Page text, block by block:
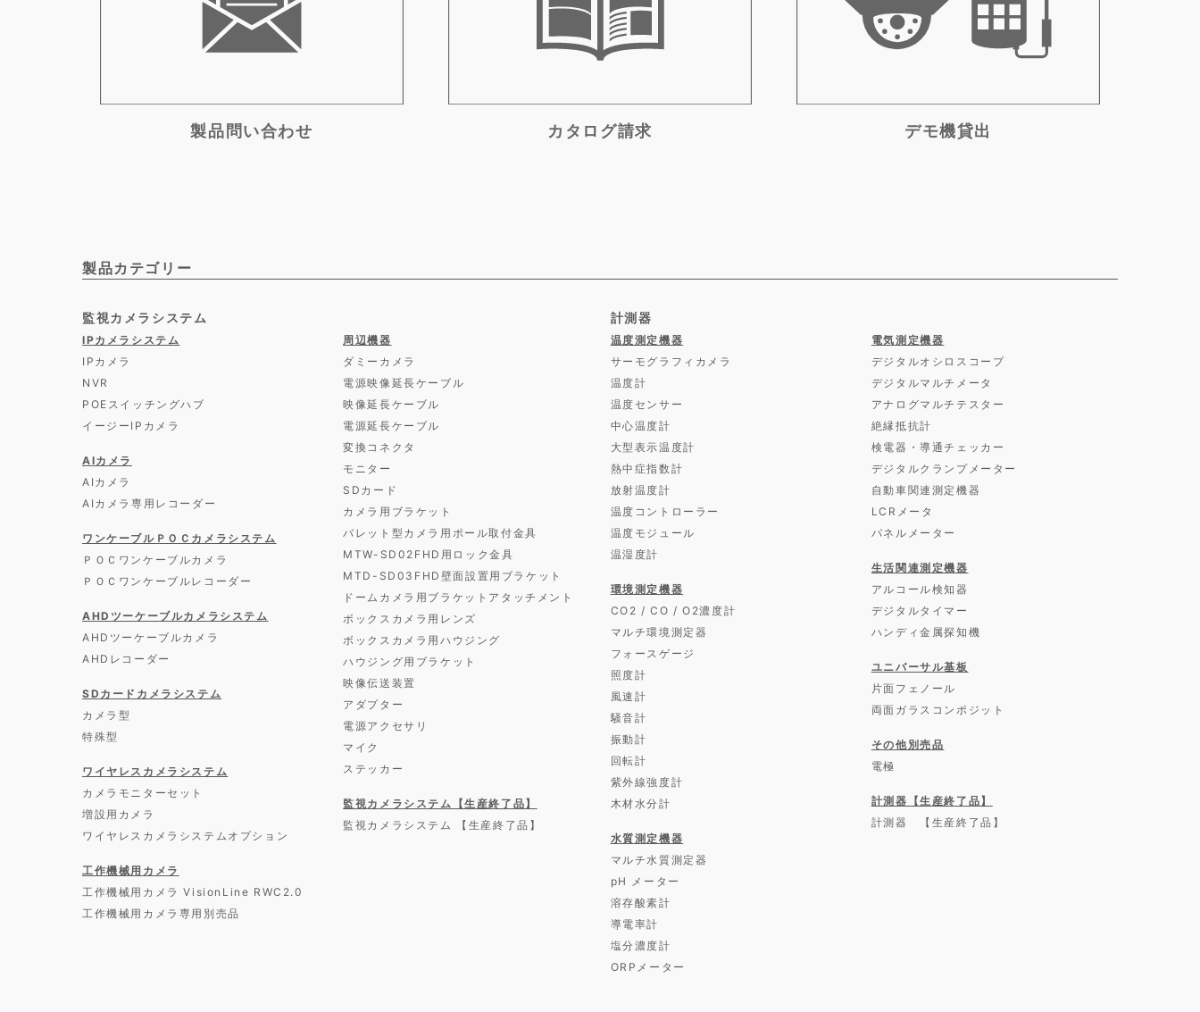
製品問い合わせ カタログ請求 デモ機貸出
製品カテゴリー
監視カメラシステム
IPカメラシステム
IPカメラ
NVR
POEスイッチングハブ
イージーIPカメラ
AIカメラ
AIカメラ
AIカメラ専用レコーダー
ワンケーブルＰＯＣカメラシステム
ＰＯＣワンケーブルカメラ
ＰＯＣワンケーブルレコーダー
AHDツーケーブルカメラシステム
AHDツーケーブルカメラ
AHDレコーダー
SDカードカメラシステム
カメラ型
特殊型
ワイヤレスカメラシステム
カメラモニターセット
増設用カメラ
ワイヤレスカメラシステムオプション
工作機械用カメラ
工作機械用カメラ VisionLine RWC2.0
工作機械用カメラ専用別売品
周辺機器
ダミーカメラ
電源映像延長ケーブル
映像延長ケーブル
電源延長ケーブル
変換コネクタ
モニター
SDカード
カメラ用ブラケット
バレット型カメラ用ポール取付金具
MTW-SD02FHD用ロック金具
MTD-SD03FHD壁面設置用ブラケット
ドームカメラ用ブラケットアタッチメント
ボックスカメラ用レンズ
ボックスカメラ用ハウジング
ハウジング用ブラケット
映像伝送装置
アダプター
電源アクセサリ
マイク
ステッカー
監視カメラシステム【生産終了品】
監視カメラシステム 【生産終了品】
計測器
温度測定機器
サーモグラフィカメラ
温度計
温度センサー
中心温度計
大型表示温度計
熱中症指数計
放射温度計
温度コントローラー
温度モジュール
温湿度計
環境測定機器
CO2 / CO / O2濃度計
マルチ環境測定器
フォースゲージ
照度計
風速計
騒音計
振動計
回転計
紫外線強度計
木材水分計
水質測定機器
マルチ水質測定器
pH メーター
溶存酸素計
導電率計
塩分濃度計
ORPメーター
電気測定機器
デジタルオシロスコープ
デジタルマルチメータ
アナログマルチテスター
絶縁抵抗計
検電器・導通チェッカー
デジタルクランプメーター
自動車関連測定機器
LCRメータ
パネルメーター
生活関連測定機器
アルコール検知器
デジタルタイマー
ハンディ金属探知機
ユニバーサル基板
片面フェノール
両面ガラスコンポジット
その他別売品
電極
計測器【生産終了品】
計測器 【生産終了品】